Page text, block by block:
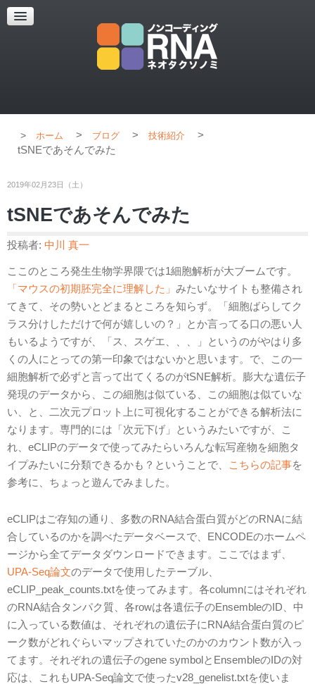
超解像顕微鏡
超解像顕微鏡の紹介
ホーム > ブログ > 技術紹介
>
tSNEであそんでみた
2019年02月23日（土）
tSNEであそんでみた
投稿者: 中川 真一
ここのところ発生生物学界隈では1細胞解析が大ブームです。
「マウスの初期胚完全に理解した」 みたいなサイトも整備され
てきて、その勢いとどまるところを知らず。「細胞ばらしてク
ラス分けしただけで何が嬉しいの？」とか言ってる口の悪い人
もいるようですが、「ス、スゲエ、、、」というのがやはり多
くの人にとっての第一印象ではないかと思います。で、この一
細胞解析で必ずと言って出てくるのがtSNE解析。膨大な遺伝子
発現のデータから、この細胞は似ている、この細胞は似ていな
い、と、二次元プロット上に可視化することができる解析法に
なります。専門的には「次元下げ」というみたいですが、こ
れ、eCLIPのデータで使ってみたらいろんな転写産物を細胞タ
イプみたいに分類できるかも？ということで、
こちらの記事を
参考に、ちょっと遊んでみました。
eCLIPはご存知の通り、多数のRNA結合蛋白質がどのRNAに結
合しているのかを調べたデータベースで、ENCODEのホームペ
ージから全てデータダウンロードできます。ここではまず、
UPA-Seq論文のデータで使用したテーブル、
eCLIP_peak_counts.txtを使ってみます。各columnにはそれぞれ
のRNA結合タンパク質、各rowは各遺伝子のEnsembleのID、中
に入っている数値は、それぞれの遺伝子にRNA結合蛋白質のピ
ーク数がどれぐらいマップされていたのかのカウント数が入っ
てます。それぞれの遺伝子のgene symbolとEnsembleのIDの対
応は、これもUPA-Seq論文で使ったv28_genelist.txtを使いま